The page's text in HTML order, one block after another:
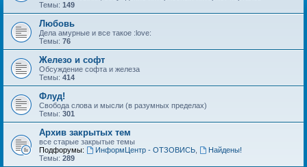
Темы: 149
Любовь
Дела амурные и все такое :love:
Темы: 76
Железо и софт
Обсуждение софта и железа
Темы: 414
Флуд!
Свобода слова и мысли (в разумных пределах)
Темы: 301
Архив закрытых тем
все старые закрытые темы
Подфорумы:
ИнформЦентр - ОТЗОВИСЬ,
Найдены!
Темы: 289